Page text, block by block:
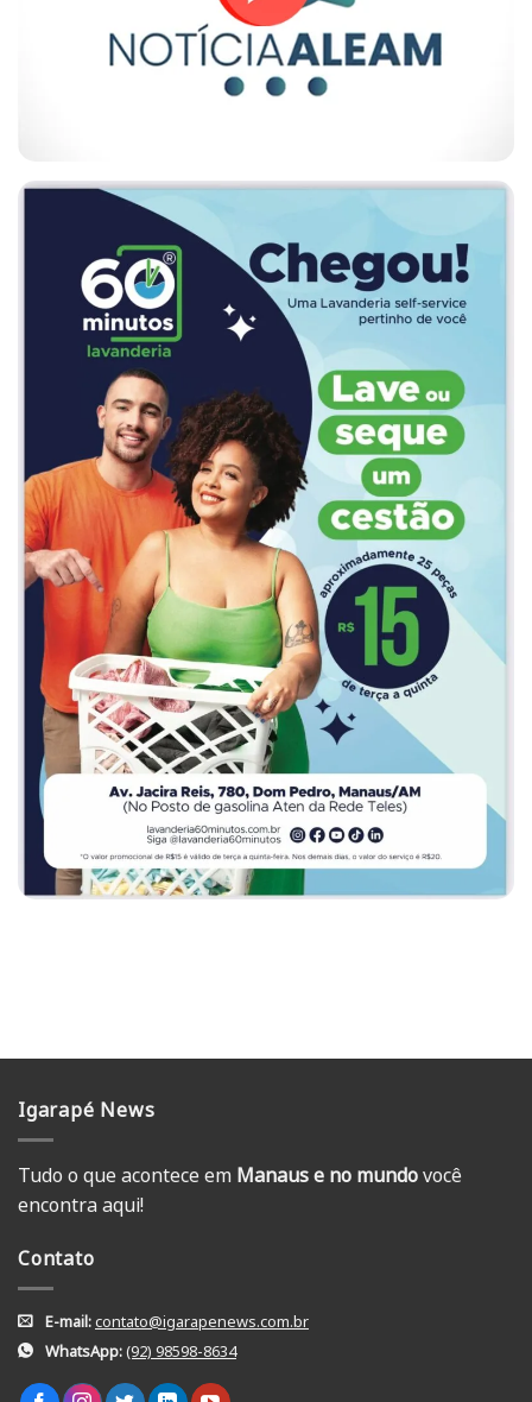
Igarapé News
Tudo o que acontece em Manaus e no mundovocê
encontra aqui!
Contato
E-mail:contato@igarapenews.com.br
WhatsApp:(92) 98598-8634